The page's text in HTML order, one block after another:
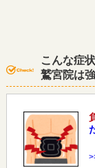
こんな症
鷲宮院は強